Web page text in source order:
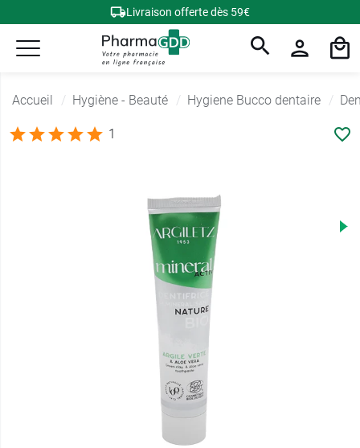
Livraison offerte dès 59€
Accueil Hygiène - Beauté Hygiene Bucco dentaire
1